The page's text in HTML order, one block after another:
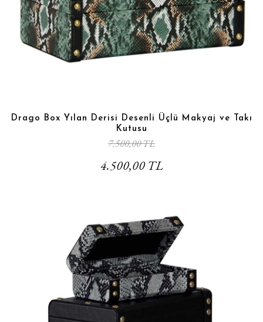
Drago Box Yılan Derisi Desenli Üçlü Makyaj ve Takı
Kutusu
7.500,00 TL
4.500,00 TL